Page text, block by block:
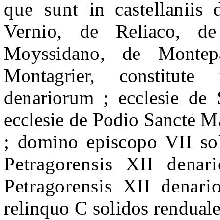
que sunt in castellaniis
Vernio, de Reliaco,
Moyssidano, de
Montagrier, constitute
denariorum ; ecclesie
ecclesie de Podio Sancte
; domino episcopo VII
Petragorensis XII
Petragorensis XII
relinquo C solidos